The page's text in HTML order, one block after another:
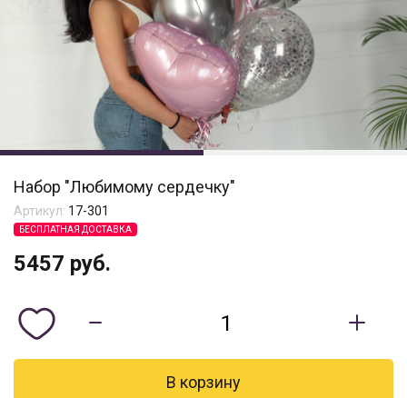
Набор "Любимому сердечку"
Артикул: 17-301
БЕСПЛАТНАЯ ДОСТАВКА
5457 руб.